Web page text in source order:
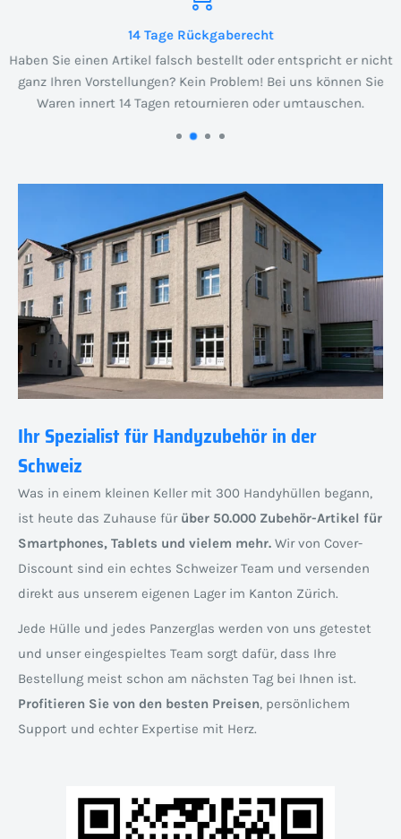
14 Tage Rückgaberecht
Haben Sie einen Artikel falsch bestellt oder entspricht er nicht
ganz Ihren Vorstellungen? Kein Problem! Bei uns können Sie
Waren innert 14 Tagen retournieren oder umtauschen.
Ihr Spezialist für Handyzubehör in der
Schweiz
Was in einem kleinen Keller mit 300 Handyhüllen begann,
ist heute das Zuhause für über 50.000 Zubehör-Artikel für
Smartphones, Tablets und vielem mehr. Wir von Cover-
Discount sind ein echtes Schweizer Team und versenden
direkt aus unserem eigenen Lager im Kanton Zürich.
Jede Hülle und jedes Panzerglas werden von uns getestet
und unser eingespieltes Team sorgt dafür, dass Ihre
Bestellung meist schon am nächsten Tag bei Ihnen ist.
Profitieren Sie von den besten Preisen, persönlichem
Support und echter Expertise mit Herz.